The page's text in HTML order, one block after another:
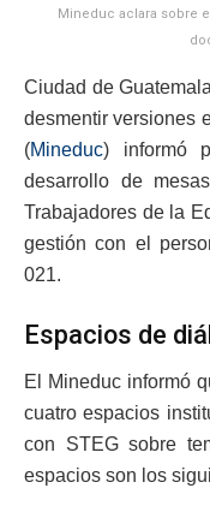
Mineduc aclara sobre
Ciudad de
desmentir versiones
(Mineduc) informó
desarrollo de
Trabajadores de la
gestión con el
021.
Espacios de
El Mineduc informó
cuatro espacios
con STEG sobre
espacios son los